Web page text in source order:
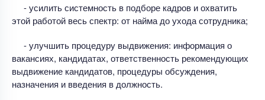
- усилить системность в подборе кадров и охватить
этой работой весь спектр: от найма до ухода сотрудника;
- улучшить процедуру выдвижения: информация о
вакансиях, кандидатах, ответственность рекомендующих
выдвижение кандидатов, процедуры обсуждения,
назначения и введения в должность.